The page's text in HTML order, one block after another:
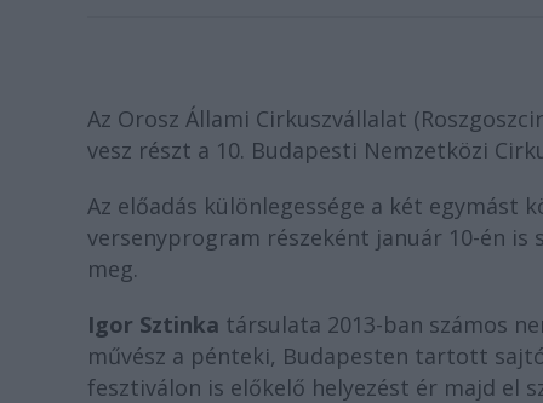
Az Orosz Állami Cirkuszvállalat
vesz részt a 10. Budapesti Nemzetközi
Az előadás különlegessége a két
versenyprogram részeként január 10-én
meg.
Igor Sztinka társulata 2013-ban számos
művész a pénteki, Budapesten tartott
fesztiválon is előkelő helyezést ér majd el